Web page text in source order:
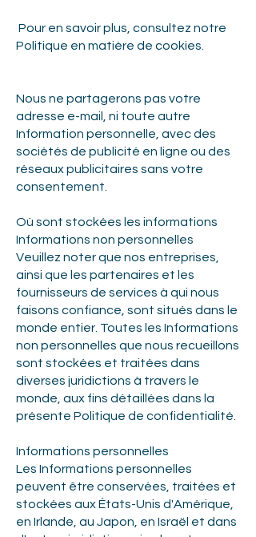
Pour en savoir plus, consultez notre
Politique en matière de cookies.
Nous ne partagerons pas votre
adresse e-mail, ni toute autre
Information personnelle, avec des
sociétés de publicité en ligne ou des
réseaux publicitaires sans votre
consentement.
Où sont stockées les informations
Informations non personnelles
Veuillez noter que nos entreprises,
ainsi que les partenaires et les
fournisseurs de services à qui nous
faisons confiance, sont situés dans le
monde entier. Toutes les Informations
non personnelles que nous recueillons
sont stockées et traitées dans
diverses juridictions à travers le
monde, aux fins détaillées dans la
présente Politique de confidentialité.
Informations personnelles
Les Informations personnelles
peuvent être conservées, traitées et
stockées aux États-Unis d'Amérique,
en Irlande, au Japon, en Israël et dans